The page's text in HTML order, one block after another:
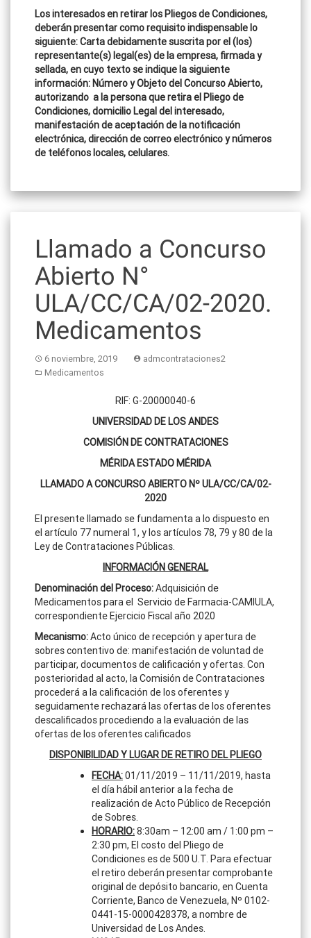
Los interesados en retirar los Pliegos de Condiciones,
deberán presentar como requisito indispensable lo
siguiente: Carta debidamente suscrita por el (los)
representante(s) legal(es) de la empresa, firmada y
sellada, en cuyo texto se indique la siguiente
información: Número y Objeto del Concurso Abierto,
autorizando a la persona que retira el Pliego de
Condiciones, domicilio Legal del interesado,
manifestación de aceptación de la notificación
electrónica, dirección de correo electrónico y números
de teléfonos locales, celulares.
Llamado a Concurso
Abierto N°
ULA/CC/CA/02-2020.
Medicamentos
6 noviembre, 2019
admcontrataciones2
Medicamentos
RIF: G-20000040-6
UNIVERSIDAD DE LOS ANDES
COMISIÓN DE CONTRATACIONES
MÉRIDA ESTADO MÉRIDA
LLAMADO A CONCURSO ABIERTO Nº ULA/CC/CA/02-
2020
El presente llamado se fundamenta a lo dispuesto en
el artículo 77 numeral 1, y los artículos 78, 79 y 80 de la
Ley de Contrataciones Públicas.
INFORMACIÓNGENERAL
Denominación del Proceso:Adquisición de
Medicamentos para el Servicio de Farmacia-CAMIULA,
correspondiente Ejercicio Fiscal año 2020
Mecanismo:Acto único de recepción y apertura de
sobres contentivo de: manifestación de voluntad de
participar, documentos de calificación y ofertas. Con
posterioridad al acto, la Comisión de Contrataciones
procederá a la calificación de los oferentes y
seguidamente rechazará las ofertas de los oferentes
descalificados procediendo a la evaluación de las
ofertas de los oferentes calificados
DISPONIBILIDAD Y LUGAR DE RETIRO DEL PLIEGO
FECHA:01/11/2019 – 11/11/2019, hasta
el día hábil anterior a la fecha de
realización de Acto Público de Recepción
de Sobres.
HORARIO:8:30am – 12:00 am / 1:00 pm –
2:30 pm, El costo del Pliego de
Condiciones es de 500 U.T. Para efectuar
el retiro deberán presentar comprobante
original de depósito bancario, en Cuenta
Corriente, Banco de Venezuela, Nº 0102-
0441-15-0000428378, a nombre de
Universidad de Los Andes.